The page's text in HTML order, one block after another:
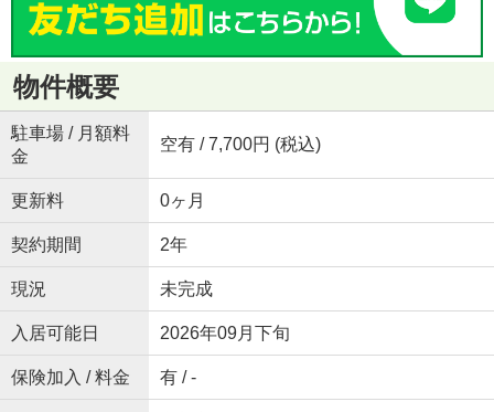
物件概要
駐車場 / 月額料
金
空有 / 7,700円 (税込)
更新料 0ヶ月
契約期間 2年
現況 未完成
入居可能日 2026年09月下旬
保険加入 / 料金 有 / -